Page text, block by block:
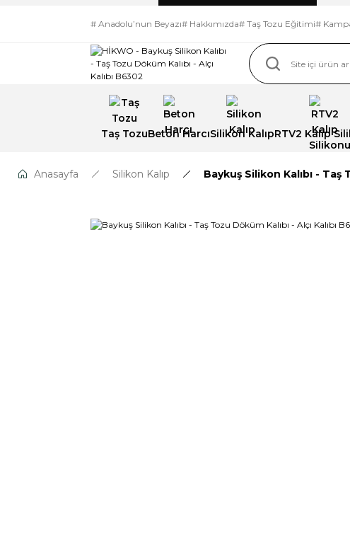
# Anadolu’nun Beyazı# Hakkımızda# Taş Tozu Eğitimi#
Taş TozuBeton HarcıSilikon KalıpRTV2 Kalıp
Anasayfa Silikon Kalıp Baykuş Silikon Kalıbı - Taş